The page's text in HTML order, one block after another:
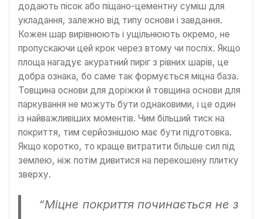
додають пісок або піщано-цементну суміш для
укладання, залежно від типу основи і завдання.
Кожен шар вирівнюють і ущільнюють окремо, не
пропускаючи цей крок через втому чи поспіх. Якщо
площа нагадує акуратний пиріг з рівних шарів, це
добра ознака, бо саме так формується міцна база.
Товщина основи для доріжки й товщина основи для
паркування не можуть бути однаковими, і це один
із найважливіших моментів. Чим більший тиск на
покриття, тим серйознішою має бути підготовка.
Якщо коротко, то краще витратити більше сил під
землею, ніж потім дивитися на перекошену плитку
зверху.
“Міцне покриття починається не з